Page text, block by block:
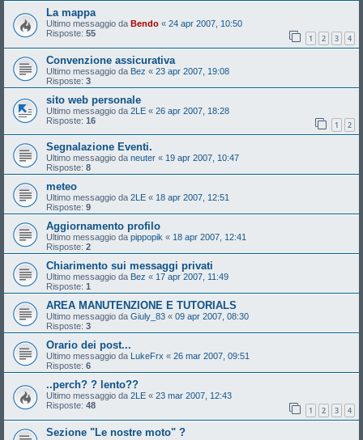
La mappa
Ultimo messaggio da Bendo « 24 apr 2007, 10:50
Risposte: 55 1 2 3 4
Convenzione assicurativa
Ultimo messaggio da Bez « 23 apr 2007, 19:08
Risposte: 3
sito web personale
Ultimo messaggio da 2LE « 26 apr 2007, 18:28
Risposte: 16 1 2
Segnalazione Eventi.
Ultimo messaggio da neuter « 19 apr 2007, 10:47
Risposte: 8
meteo
Ultimo messaggio da 2LE « 18 apr 2007, 12:51
Risposte: 9
Aggiornamento profilo
Ultimo messaggio da pippopik « 18 apr 2007, 12:41
Risposte: 2
Chiarimento sui messaggi privati
Ultimo messaggio da Bez « 17 apr 2007, 11:49
Risposte: 1
AREA MANUTENZIONE E TUTORIALS
Ultimo messaggio da Giuly_83 « 09 apr 2007, 08:30
Risposte: 3
Orario dei post...
Ultimo messaggio da LukeFrx « 26 mar 2007, 09:51
Risposte: 6
..perch? ? lento??
Ultimo messaggio da 2LE « 23 mar 2007, 12:43
Risposte: 48 1 2 3 4
Sezione "Le nostre moto" ?